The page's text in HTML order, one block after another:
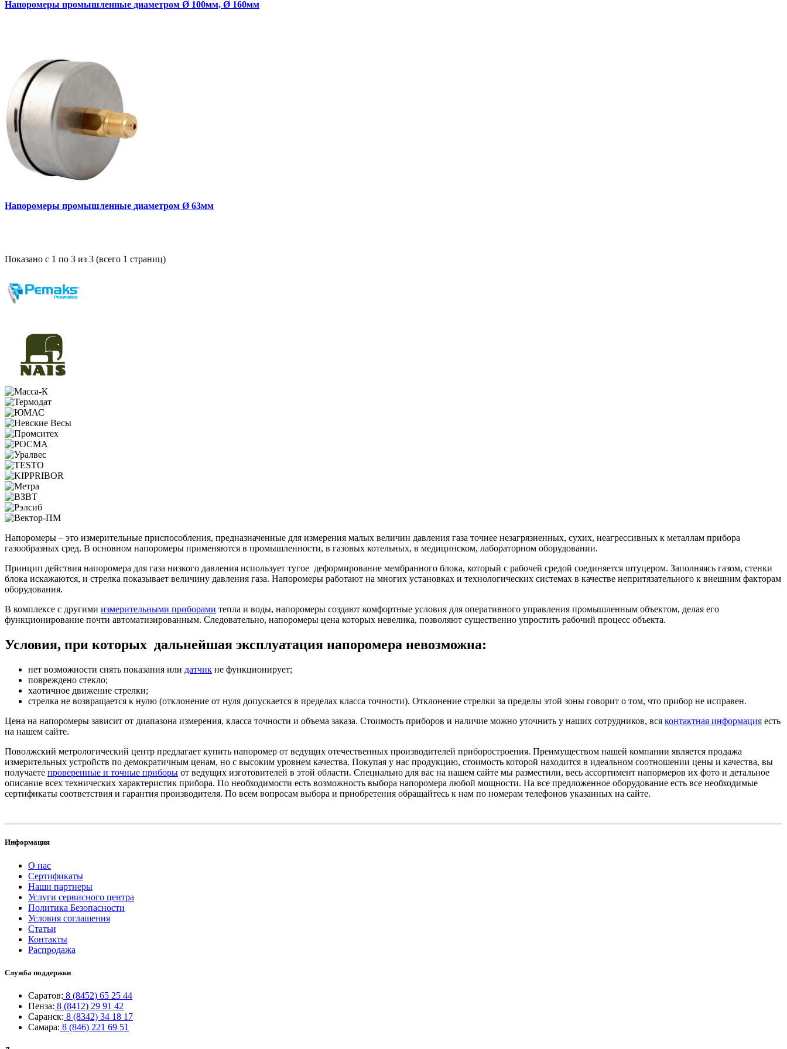
Напоромеры промышленные диаметром Ø 100мм, Ø 160мм
Напоромеры промышленные диаметром Ø 63мм
Показано с 1 по 3 из 3 (всего 1 страниц)
Напоромеры – это измерительные приспособления, предназначенные для измерения малых величин давления газа точнее незагрязненных, сухих, неагрессивных к металлам прибора
газообразных сред. В основном напоромеры применяются в промышленности, в газовых котельных, в медицинском, лабораторном оборудовании.
Принцип действия напоромера для газа низкого давления использует тугое деформирование мембранного блока, который с рабочей средой соединяется штуцером. Заполняясь газом, стенки
блока искажаются, и стрелка показывает величину давления газа. Напоромеры работают на многих установках и технологических системах в качестве непритязательного к внешним факторам
оборудования.
В комплексе с другими измерительными приборами тепла и воды, напоромеры создают комфортные условия для оперативного управления промышленным объектом, делая его
функционирование почти автоматизированным. Следовательно, напоромеры цена которых невелика, позволяют существенно упростить рабочий процесс объекта.
Условия, при которых дальнейшая эксплуатация напоромера невозможна:
нет возможности снять показания или датчик не функционирует;
повреждено стекло;
хаотичное движение стрелки;
стрелка не возвращается к нулю (отклонение от нуля допускается в пределах класса точности). Отклонение стрелки за пределы этой зоны говорит о том, что прибор не исправен.
Цена на напоромеры зависит от диапазона измерения, класса точности и объема заказа. Стоимость приборов и наличие можно уточнить у наших сотрудников, вся контактная информация есть
на нашем сайте.
Поволжский метрологический центр предлагает купить напоромер от ведущих отечественных производителей приборостроения. Преимуществом нашей компании является продажа
измерительных устройств по демократичным ценам, но с высоким уровнем качества. Покупая у нас продукцию, стоимость которой находится в идеальном соотношении цены и качества, вы
получаете проверенные и точные приборы от ведущих изготовителей в этой области. Специально для вас на нашем сайте мы разместили, весь ассортимент напормеров их фото и детальное
описание всех технических характеристик прибора. По необходимости есть возможность выбора напоромера любой мощности. На все предложенное оборудование есть все необходимые
сертификаты соответствия и гарантия производителя. По всем вопросам выбора и приобретения обращайтесь к нам по номерам телефонов указанных на сайте.
Информация
О нас
Сертификаты
Наши партнеры
Услуги сервисного центра
Политика Безопасности
Условия соглашения
Статьи
Контакты
Распродажа
Служба поддержки
Саратов: 8 (8452) 65 25 44
Пенза: 8 (8412) 29 91 42
Саранск: 8 (8342) 34 18 17
Самара: 8 (846) 221 69 51